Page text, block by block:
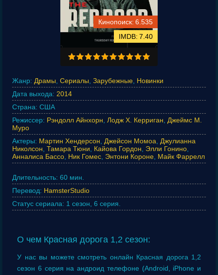
6.535
7.40
Жанр: Драмы Сериалы Зарубежные Новинки
Дата выхода: 2014
Страна: США
Режиссер: Рэндолл Айнхорн Лодж Х. Керриган
Джеймс М.
Муро
Актеры: Мартин Хендерсон Джейсон Момоа
Джулианна
Николсон Тамара Тюни Кайова Гордон Элли Гонино
Анналиса Бассо Ник Гомес Энтони Короне Майк Фаррелл
Длительность: 60 мин.
Перевод: HamsterStudio
Статус сериала: 1 сезон, 6 серия.
О чем Красная дорога 1,2 сезон:
У нас вы можете смотреть онлайн Красная дорога 1,2
сезон 6 серия на андроид телефоне (Android, iPhone и